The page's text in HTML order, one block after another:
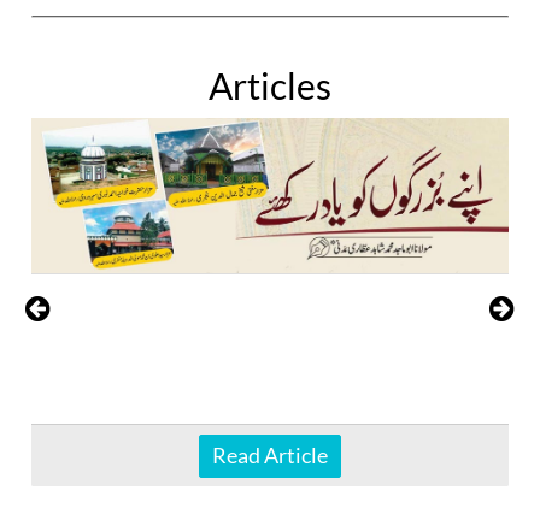
Articles
Read Article